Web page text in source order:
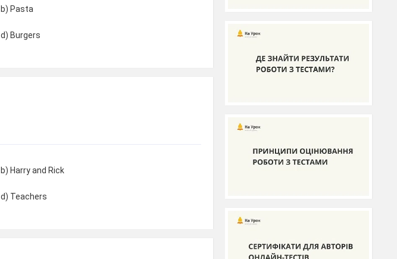
b) Pasta
d) Burgers
b) Harry and Rick
d) Teachers